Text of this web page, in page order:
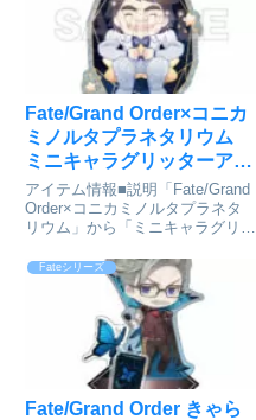
Fate/Grand Order×コニカ
ミノルタプラネタリウム
ミニキャラグリッターアク
リルキーホルダー 超人オ
リオン[イーディス]が予約
受付中
アイテム情報■説明「Fate/Grand
Order×コニカミノルタプラネタ
リウム」から「ミニキャラグリッ
場です！■サイズ約
W50×H80mmFate/Grand Order×
コニカミノルタプラネタリウム_
Fateシリーズ
Fate/Grand Order きゃら